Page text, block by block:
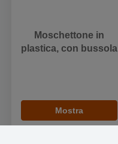
Moschettone in
plastica, con bussola
Mostra